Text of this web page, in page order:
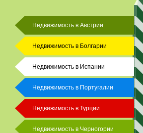
Недвижимость в Австрии
Недвижимость в Болгарии
Недвижимость в Испании
Недвижимость в Португалии
Недвижимость в Турции
Недвижимость в Черногории